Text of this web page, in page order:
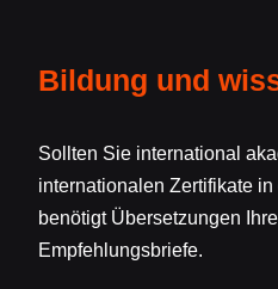
Bildung und
Sollten Sie international
internationalen Zertifikate
benötigt Übersetzungen
Empfehlungsbriefe.